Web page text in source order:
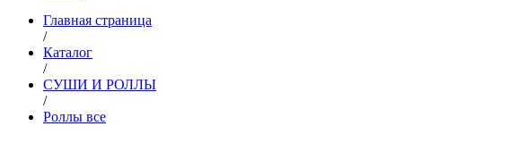
Главная страница
/
Каталог
/
СУШИ И РОЛЛЫ
/
Роллы все